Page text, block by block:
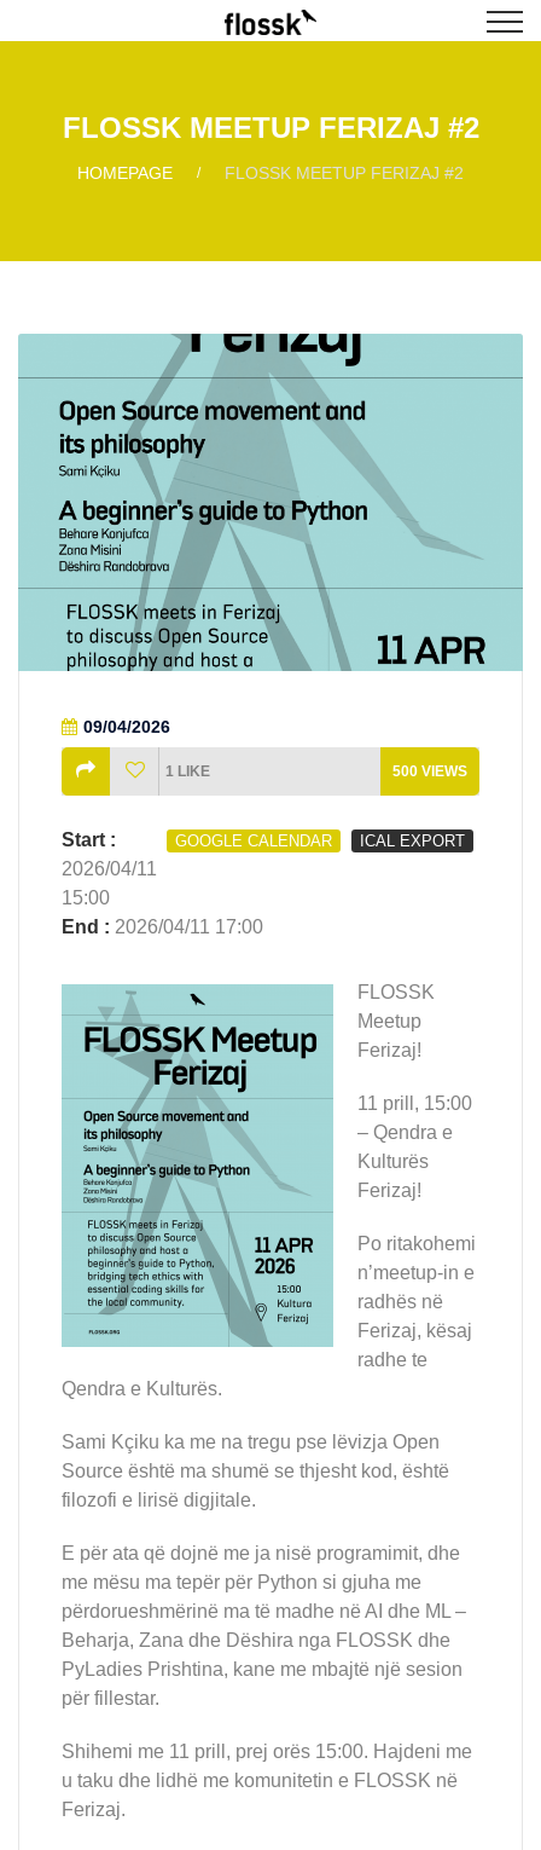
FLOSSK MEETUP FERIZAJ #2
HOMEPAGE FLOSSK MEETUP FERIZAJ #2
09/04/2026
1 LIKE 500 VIEWS
GOOGLE CALENDAR ICAL EXPORT
Start :
2026/04/11
15:00
End : 2026/04/11 17:00
FLOSSK
Meetup
Ferizaj!
11 prill, 15:00
– Qendra e
Kulturës
Ferizaj!
Po ritakohemi
n’meetup-in e
radhës në
Ferizaj, kësaj
radhe te
Qendra e Kulturës.
Sami Kçiku ka me na tregu pse lëvizja Open
Source është ma shumë se thjesht kod, është
filozofi e lirisë digjitale.
E për ata që dojnë me ja nisë programimit, dhe
me mësu ma tepër për Python si gjuha me
përdorueshmërinë ma të madhe në AI dhe ML –
Beharja, Zana dhe Dëshira nga FLOSSK dhe
PyLadies Prishtina, kane me mbajtë një sesion
për fillestar.
Shihemi me 11 prill, prej orës 15:00. Hajdeni me
u taku dhe lidhë me komunitetin e FLOSSK në
Ferizaj.